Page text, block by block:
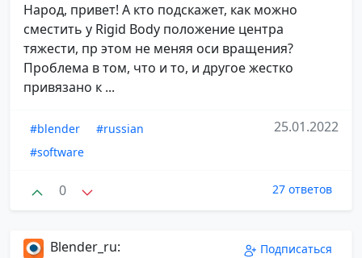
Народ, привет! А кто подскажет, как можно
сместить у Rigid Body положение центра
тяжести, пр этом не меняя оси вращения?
Проблема в том, что и то, и другое жестко
привязано к ...
#blender
#russian
#software
25.01.2022
0 27 ответов
Blender_ru:
Подписаться